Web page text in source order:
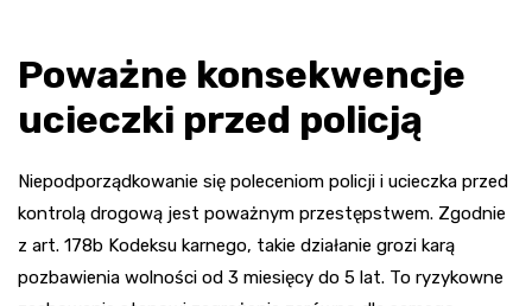
Poważne konsekwencje
ucieczki przed policją
Niepodporządkowanie się poleceniom policji i ucieczka przed
kontrolą drogową jest poważnym przestępstwem. Zgodnie
z art. 178b Kodeksu karnego, takie działanie grozi karą
pozbawienia wolności od 3 miesięcy do 5 lat. To ryzykowne